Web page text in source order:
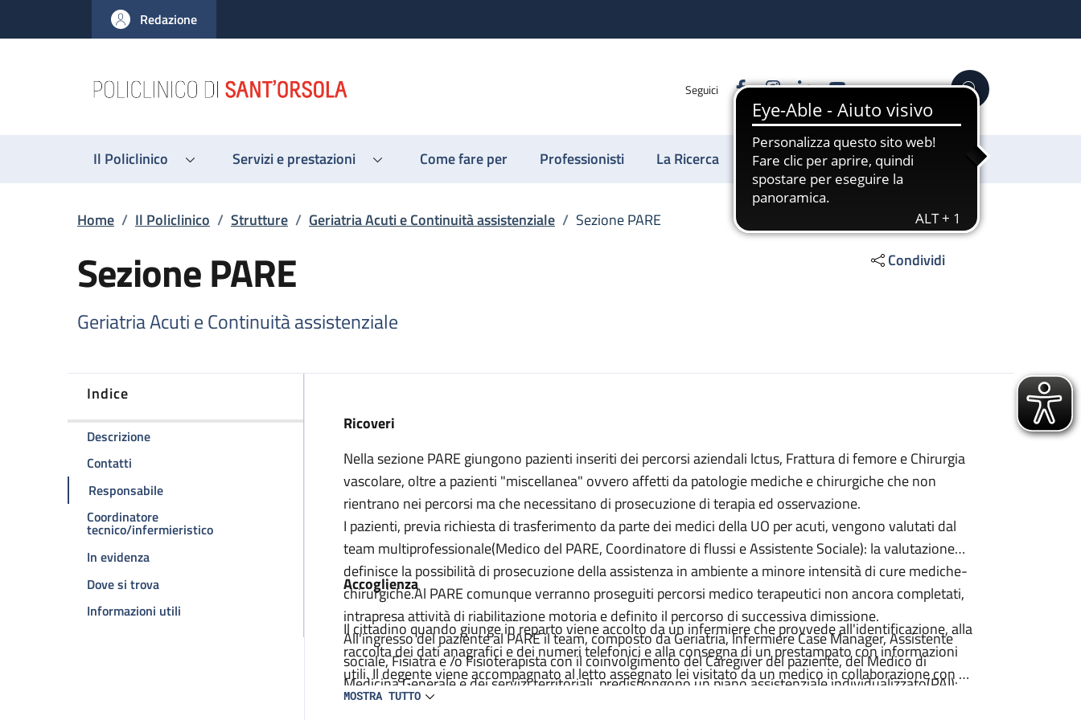
al contenuto principale
to footer content
Redazione
Seguici FacebookInstagram
LinkedinYouTube Cerca
Il Policlinico Servizi e prestazioni Come fare per Professionisti La Ricerca Sostienici
Briciole di pane
Home / Il Policlinico / Strutture / Geriatria Acuti e Continuità assistenziale / Sezione PARE
Sezione PARE
Geriatria Acuti e Continuità assistenziale
Condividi
Indice
Descrizionedella pagina Sezione PARE
Contatti
Responsabiledella pagina Sezione PARE
Coordinatore
tecnico/infermieristicodella pagina Sezione PARE
In evidenzadella pagina Sezione PARE
Dove si trovadella pagina Sezione PARE
Informazioni utili
Descrizione
Ricoveri
Nella sezione PARE giungono pazienti inseriti dei percorsi aziendali lctus, Frattura di femore e Chirurgia
vascolare, oltre a pazienti "miscellanea" ovvero affetti da patologie mediche e chirurgiche che non
rientrano nei percorsi ma che necessitano di prosecuzione di terapia ed osservazione.
I pazienti, previa richiesta di trasferimento da parte dei medici della UO per acuti, vengono valutati dal
team multiprofessionale(Medico del PARE, Coordinatore di flussi e Assistente Sociale): la valutazione
definisce la possibilità di prosecuzione della assistenza in ambiente a minore intensità di cure mediche-
chirurgiche.Al PARE comunque verranno proseguiti percorsi medico terapeutici non ancora completati,
intrapresa attività di riabilitazione motoria e definito il percorso di successiva dimissione.
All'ingresso del paziente al PARE il team, composto da Geriatria, lnfermiere Case Manager, Assistente
sociale, Fisiatra e /o Fisioterapista con il coinvolgimento del Caregiver del paziente, del Medico di
Medicina Generale e dei servizi territoriali, predispongono un piano assistenziale individualizzato(PAI):
questo piano che definisce le necessità medico riabilitative durante la degenza puo anche essere via via
Accoglienza
Il cittadino quando giunge in reparto viene accolto da un infermiere che provvede all'identificazione, alla
raccolta dei dati anagrafici e dei numeri telefonici e alla consegna di un prestampato con informazioni
utili. Il degente viene accompagnato al letto assegnato lei visitato da un medico in collaborazione con un
infermiere. Viene compilata la carlella clinica ed infermieristica dove viene delineato il percorso
MOSTRA TUTTO